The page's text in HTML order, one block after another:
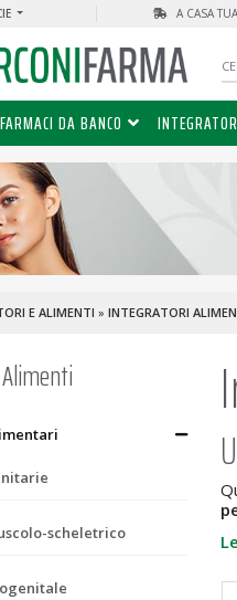
A CASA
FARMACI DA BANCO
E ALIMENTI » INTEGRATORI
scheletrico
CIRCOLAZIONE